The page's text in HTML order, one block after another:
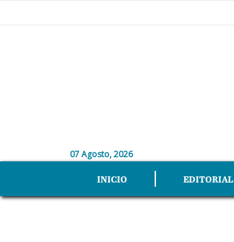
07 Agosto, 2026
INICIO EDITORIAL